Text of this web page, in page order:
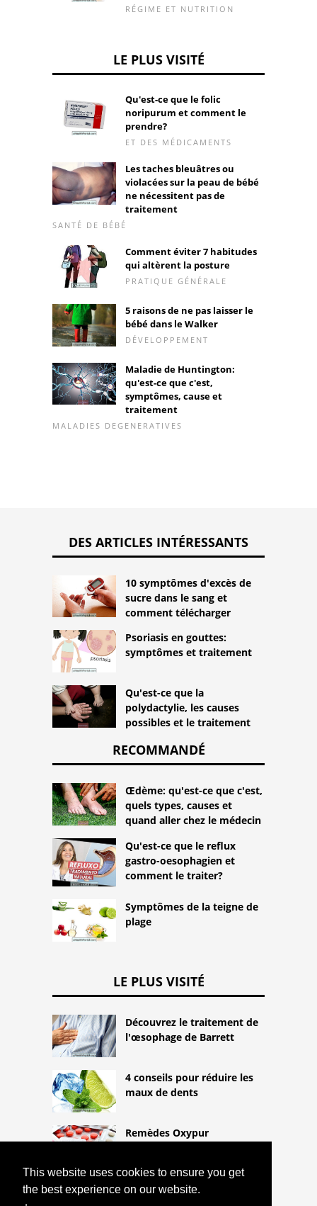
This website uses cookies to ensure you get
the best experience on our website.
RÉGIME ET NUTRITION
LE PLUS VISITÉ
Qu'est-ce que le folic
noripurum et comment le
prendre?
ET DES MÉDICAMENTS
Les taches bleuâtres ou
violacées sur la peau de bébé
ne nécessitent pas de
traitement
SANTÉ DE BÉBÉ
Comment éviter 7 habitudes
qui altèrent la posture
PRATIQUE GÉNÉRALE
5 raisons de ne pas laisser le
bébé dans le Walker
DÉVELOPPEMENT
Maladie de Huntington:
qu'est-ce que c'est,
symptômes, cause et
traitement
MALADIES DEGENERATIVES
DES ARTICLES INTÉRESSANTS
10 symptômes d'excès de
sucre dans le sang et
comment télécharger
Psoriasis en gouttes:
symptômes et traitement
Qu'est-ce que la
polydactylie, les causes
possibles et le traitement
RECOMMANDÉ
Œdème: qu'est-ce que c'est,
quels types, causes et
quand aller chez le médecin
Qu'est-ce que le reflux
gastro-oesophagien et
comment le traiter?
Symptômes de la teigne de
plage
LE PLUS VISITÉ
Découvrez le traitement de
l'œsophage de Barrett
4 conseils pour réduire les
maux de dents
Remèdes Oxypur